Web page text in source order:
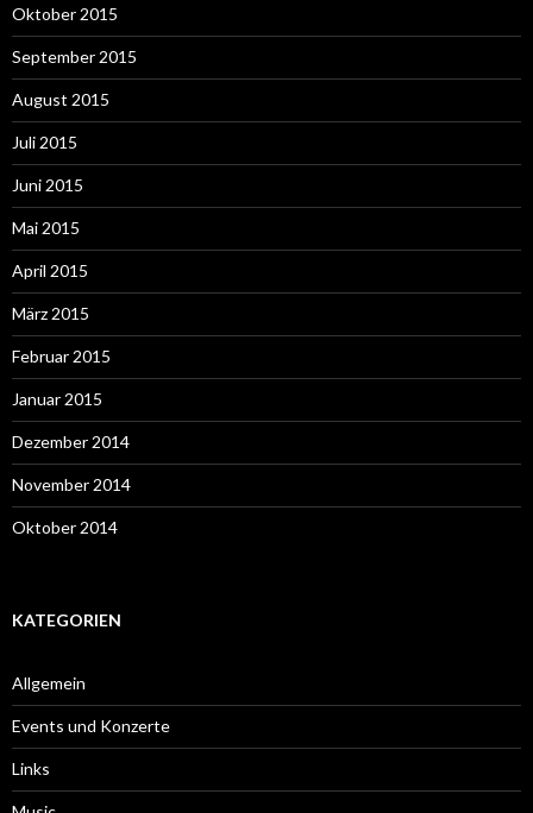
Oktober 2015
September 2015
August 2015
Juli 2015
Juni 2015
Mai 2015
April 2015
März 2015
Februar 2015
Januar 2015
Dezember 2014
November 2014
Oktober 2014
KATEGORIEN
Allgemein
Events und Konzerte
Links